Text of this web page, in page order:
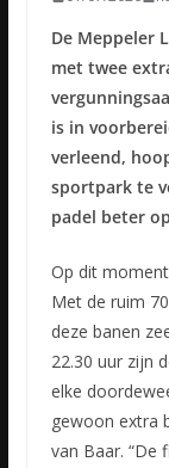
De Meppeler
met twee
is in
verleend,
sportpark te
padel beter
Op dit
Met de ruim
deze banen
22.30 uur zijn
elke
gewoon extra
van Baar. “De